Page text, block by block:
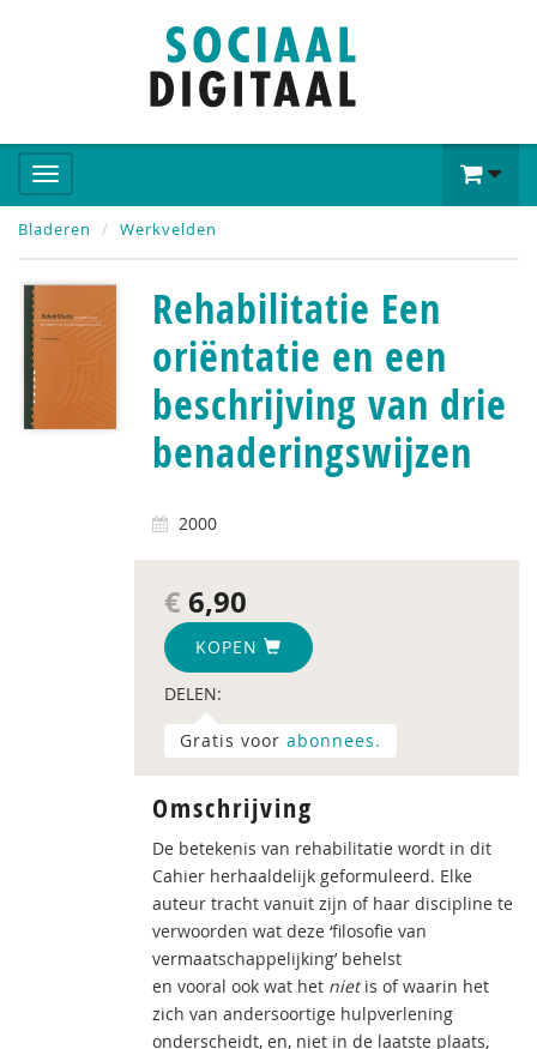
Bladeren Werkvelden
Rehabilitatie Een
oriëntatie en een
beschrijving van drie
benaderingswijzen
2000
€ 6,90
KOPEN
DELEN:
Gratis voor abonnees.
Omschrijving
De betekenis van rehabilitatie wordt in dit
Cahier herhaaldelijk geformuleerd. Elke
auteur tracht vanuit zijn of haar discipline te
verwoorden wat deze ‘filosofie van
vermaatschappelijking’ behelst
en vooral ook wat het nietis of waarin het
zich van andersoortige hulpverlening
onderscheidt, en, niet in de laatste plaats,